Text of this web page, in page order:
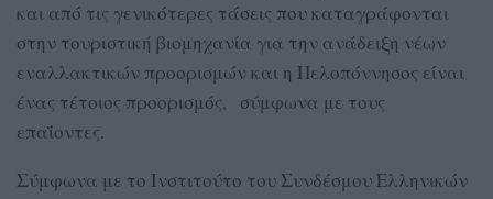
και από τις γενικότερες τάσεις που καταγράφονται
στην τουριστική βιομηχανία για την ανάδειξη νέων
εναλλακτικών προορισμών και η Πελοπόννησος είναι
ένας τέτοιος προορισμός, σύμφωνα με τους
επαΐοντες.
Σύμφωνα με το Ινστιτούτο του Συνδέσμου Ελληνικών